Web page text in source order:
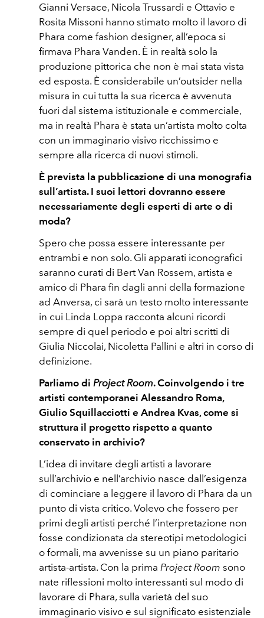
Gianni Versace, Nicola Trussardi e Ottavio e
Rosita Missoni hanno stimato molto il lavoro di
Phara come fashion designer, all’epoca si
firmava Phara Vanden. È in realtà solo la
produzione pittorica che non è mai stata vista
ed esposta. È considerabile un’outsider nella
misura in cui tutta la sua ricerca è avvenuta
fuori dal sistema istituzionale e commerciale,
ma in realtà Phara è stata un’artista molto colta
con un immaginario visivo ricchissimo e
sempre alla ricerca di nuovi stimoli.
È prevista la pubblicazione di una monografia
sull’artista. I suoi lettori dovranno essere
necessariamente degli esperti di arte o di
moda?
Spero che possa essere interessante per
entrambi e non solo. Gli apparati iconografici
saranno curati di Bert Van Rossem, artista e
amico di Phara fin dagli anni della formazione
ad Anversa, ci sarà un testo molto interessante
in cui Linda Loppa racconta alcuni ricordi
sempre di quel periodo e poi altri scritti di
Giulia Niccolai, Nicoletta Pallini e altri in corso di
definizione.
Parliamo di Project Room. Coinvolgendo i tre
artisti contemporanei Alessandro Roma,
Giulio Squillacciotti e Andrea Kvas, come si
struttura il progetto rispetto a quanto
conservato in archivio?
L’idea di invitare degli artisti a lavorare
sull’archivio e nell’archivio nasce dall’esigenza
di cominciare a leggere il lavoro di Phara da un
punto di vista critico. Volevo che fossero per
primi degli artisti perché l’interpretazione non
fosse condizionata da stereotipi metodologici
o formali, ma avvenisse su un piano paritario
artista-artista. Con la prima Project Room sono
nate riflessioni molto interessanti sul modo di
lavorare di Phara, sulla varietà del suo
immaginario visivo e sul significato esistenziale